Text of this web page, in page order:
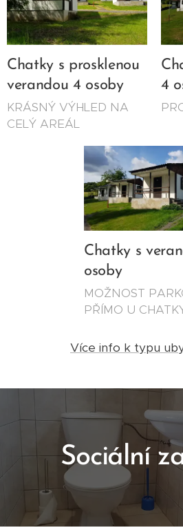
Chatky s prosklenou
verandou 4 osoby
KRÁSNÝ VÝHLED NA
CELÝ AREÁL
4
Chatky s
osoby
MOŽNOST
PŘÍMO U
Více info k typu
Sociální